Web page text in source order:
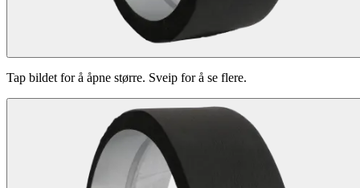
Tap bildet for å åpne større. Sveip for å se flere.